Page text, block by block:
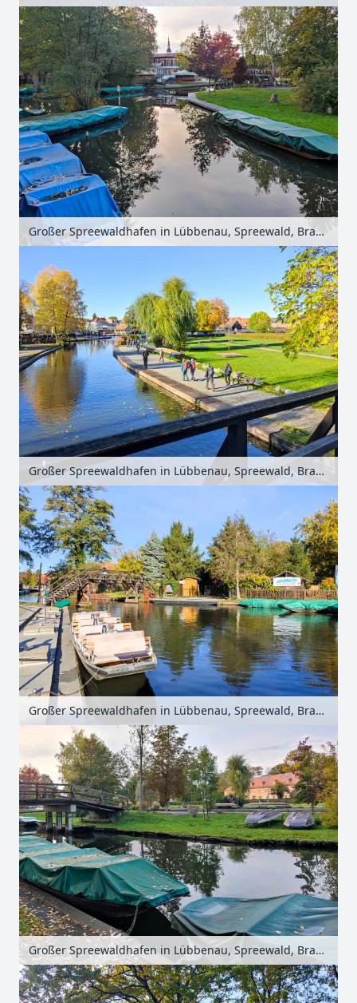
Großer Spreewaldhafen in Lübbenau, Spreewald, Brandenburg, Deutschland
Großer Spreewaldhafen in Lübbenau, Spreewald, Brandenburg, Deutschland
Großer Spreewaldhafen in Lübbenau, Spreewald, Brandenburg, Deutschland
Großer Spreewaldhafen in Lübbenau, Spreewald, Brandenburg, Deutschland